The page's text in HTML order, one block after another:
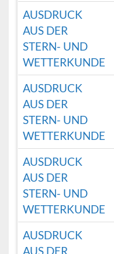
AUSDRUCK
AUS DER
STERN- UND
WETTERKUNDE
AUSDRUCK
AUS DER
STERN- UND
WETTERKUNDE
AUSDRUCK
AUS DER
STERN- UND
WETTERKUNDE
AUSDRUCK
AUS DER